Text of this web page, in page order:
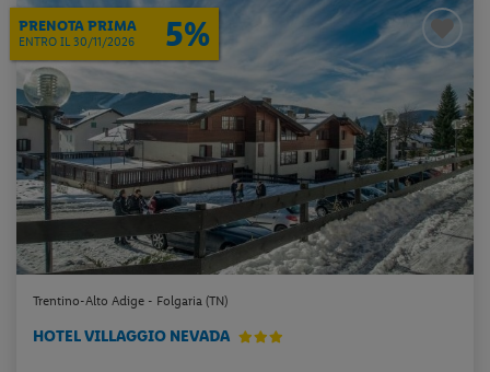
PRENOTA PRIMA
ENTRO IL 30/11/2026 5%
Trentino-Alto Adige - Folgaria (TN)
HOTEL VILLAGGIO NEVADA